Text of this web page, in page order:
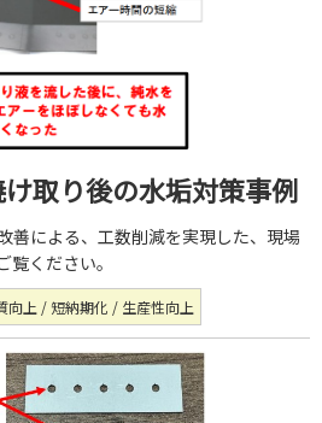
取り後の水垢対策事例
善による、工数削減を実現した、現場
ください。
向上 / 短納期化 / 生産性向上